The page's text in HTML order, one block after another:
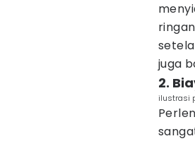
juga
2.
ilustrasi